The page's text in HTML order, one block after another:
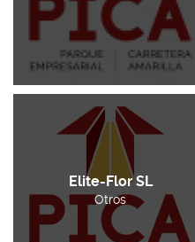
Elite-Flor SL
Otros